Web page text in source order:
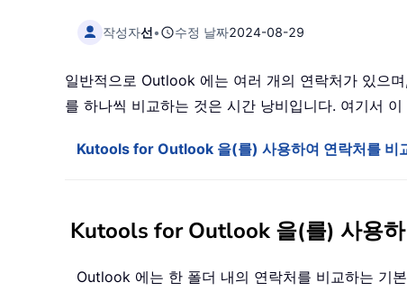
작성자선• 수정 날짜2024-08-29
일반적으로 Outlook 에는 여러 개의 연락처가 있으
를 하나씩 비교하는 것은 시간 낭비입니다. 여기서
Kutools for Outlook 을(를) 사용하여 연락처를 비
Kutools for Outlook 을(를) 사용하
Outlook 에는 한 폴더 내의 연락처를 비교하는 기